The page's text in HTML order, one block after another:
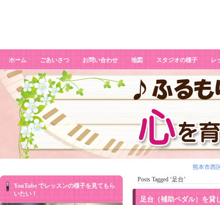
ホーム ごあいさつ お問い合わせ 地図 スタジオの様子 レ
熊本市西
Posts Tagged ‘足台’
足台（補助ペダル）を貸
YouTube でレッスンの様子を見てもら
いたい！